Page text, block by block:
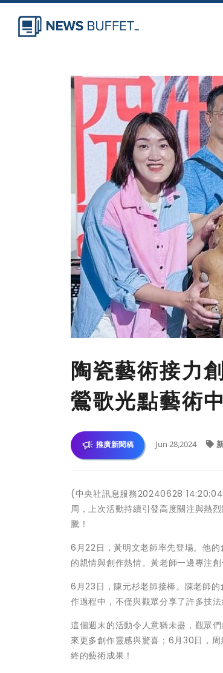
陶瓷藝術接力
鶯歌光點藝術
推廣新聞稿 Jun 28,2024
(中央社訊息服務20240628
周，上次活動持續引發高度關注與熱
騰！
6月22日，黃明文老師率先登場。他
的親情與創作熱情。黃老師一邊專注
6月23日，陳元杉老師接棒。陳老師
作過程中，不僅與觀眾分享了許多技
這個週末的活動令人意猶未盡，觀眾
來更多創作靈感與驚喜；6月30日，
終的藝術成果！